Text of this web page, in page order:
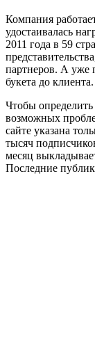
Компания
удостаивалась
2011 года в 59
партнеров. А уже
букета до клиента.
Чтобы определить
возможных
сайте указана
тысяч
месяц
Последние